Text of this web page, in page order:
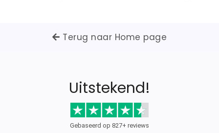
Terug naar Home page
Uitstekend!
Gebaseerd op 827+ reviews